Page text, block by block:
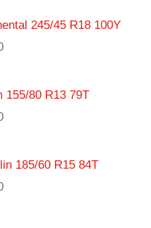
245/45 R18 100Y
155/80 R13 79T
185/60 R15 84T